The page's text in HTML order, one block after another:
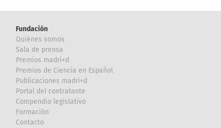
Fundación
Quiénes somos
Sala de prensa
Premios madri+d
Premios de Ciencia en Español
Publicaciones madri+d
Portal del contratante
Compendio legislativo
Formación
Contacto